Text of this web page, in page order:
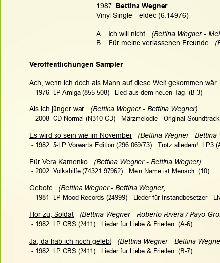
1987 Bettina Wegner
Vinyl Single  Teldec (6.14976)
A    Ich will nicht (Bettina Wegner -
B    Für meine verlassenen Freunde
Veröffentlichungen Sampler
Ach, wenn ich doch als Mann auf diese Welt gekommen wär
- 1976  LP Amiga (855 508)   Lied aus dem neuen Tag  (B-3)
Als ich jünger war
(Bettina Wegner - Bettina Wegner)
- 2008  CD Normal (N310 CD)   Märzmelodie - Original
Es wird so sein wie im November
(Bettina Wegner -
- 1982  5-LP Vorwärts Edition (296 069/73)   Trotz alledem!  LP3
Für Vera Kamenko
(Bettina Wegner - Bettina Wegner)
- 2002  Volkshilfe (74321 97962)   Mein Name ist Mensch  (10)
Gebote
  (Bettina Wegner - Bettina Wegner)
- 1981  LP Mood Records (24999)   Lieder für Instandbesetzer -
Hör zu, Soldat
(Bettina Wegner - Roberto Rivera / Payo
- 1982  LP CBS (2411)   Lieder für Liebe & Frieden  (A-6)
Ja, da hab ich noch gelebt
(Bettina Wegner - Bettina
- 1982  LP CBS (2411)   Lieder für Liebe & Frieden  (B-7)